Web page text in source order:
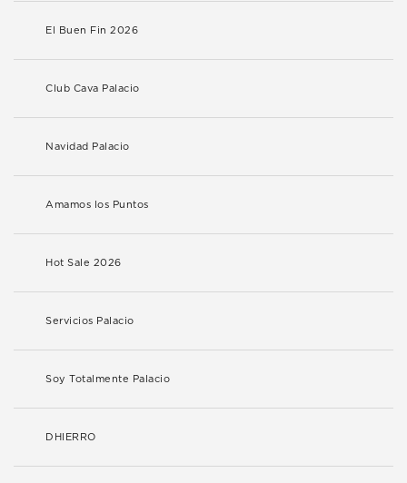
El Buen Fin 2026
Club Cava Palacio
Navidad Palacio
Amamos los Puntos
Hot Sale 2026
Servicios Palacio
Soy Totalmente Palacio
DHIERRO